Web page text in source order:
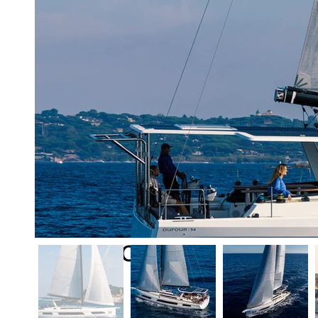
скорости
частной
мир, не
море.